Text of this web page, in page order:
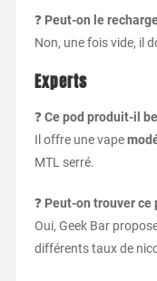
❓ Peut-on le
Non, une fois vide, il
Experts
❓Ce pod produit-il
Il offre une vape
MTL serré.
❓ Peut-on trouver ce
Oui, Geek Bar
différents taux de